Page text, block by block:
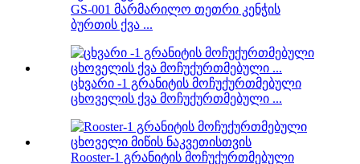
GS-001 მარმარილო თეთრი კენჭის
ბურთის ქვა ...
ცხვარი -1 გრანიტის მოჩუქურთმებული
ცხოველის ქვა მოჩუქურთმებული ...
Rooster-1 გრანიტის მოჩუქურთმებული